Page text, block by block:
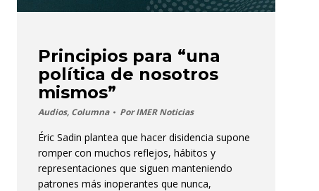
Principios para “una
política de nosotros
mismos”
Audios, Columna PorIMER Noticias
Éric Sadin plantea que hacer disidencia supone
romper con muchos reflejos, hábitos y
representaciones que siguen manteniendo
patrones más inoperantes que nunca,